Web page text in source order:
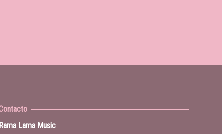
Lama Music